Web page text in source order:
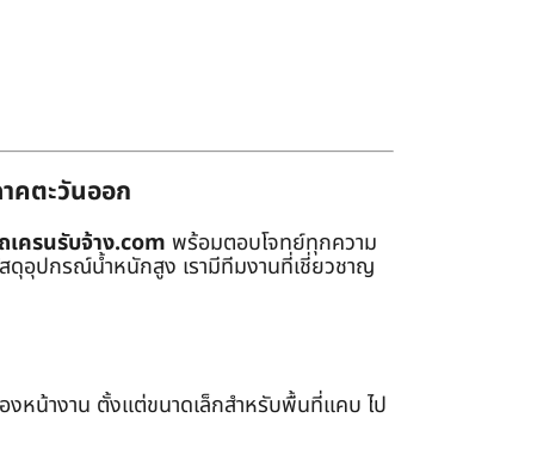
คตะวันออก
เครนรับจ้าง.com พร้อมตอบโจทย์ทุกความ
ดุอุปกรณ์น้ำหนักสูง เรามีทีมงานที่เชี่ยวชาญ
งหน้างาน ตั้งแต่ขนาดเล็กสำหรับพื้นที่แคบ ไป